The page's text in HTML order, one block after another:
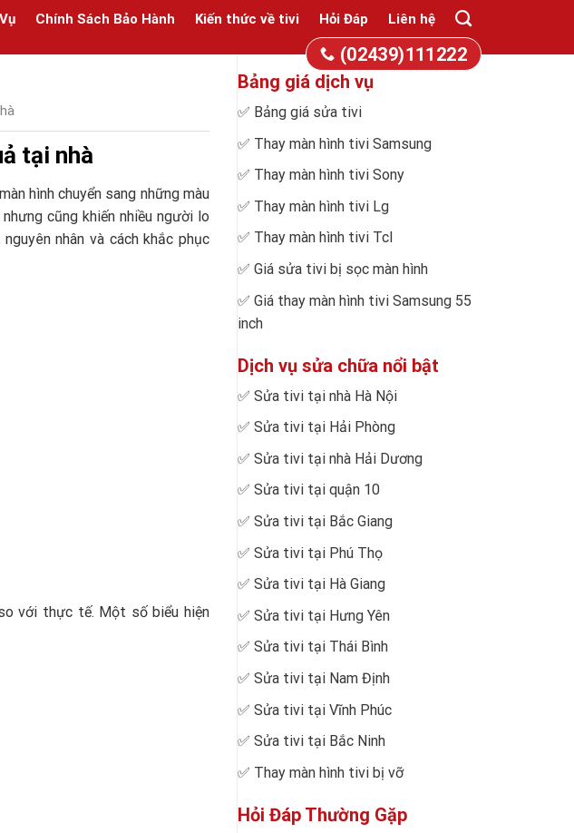
Chính Sách Bảo Hành Kiến thức về tivi Hỏi Đáp Liên hệ
(02439)111222
tại nhà
hình chuyển sang những màu
cũng khiến nhiều người lo
nhân và cách khắc phục
với thực tế. Một số biểu hiện
Bảng giá dịch vụ
✅ Bảng giá sửa tivi
✅ Thay màn hình tivi Samsung
✅ Thay màn hình tivi Sony
✅ Thay màn hình tivi Lg
✅ Thay màn hình tivi Tcl
✅ Giá sửa tivi bị sọc màn hình
✅ Giá thay màn hình tivi Samsung 55
inch
Dịch vụ sửa chữa nổi bật
✅ Sửa tivi tại nhà Hà Nội
✅ Sửa tivi tại Hải Phòng
✅ Sửa tivi tại nhà Hải Dương
✅ Sửa tivi tại quận 10
✅ Sửa tivi tại Bắc Giang
✅ Sửa tivi tại Phú Thọ
✅ Sửa tivi tại Hà Giang
✅ Sửa tivi tại Hưng Yên
✅ Sửa tivi tại Thái Bình
✅ Sửa tivi tại Nam Định
✅ Sửa tivi tại Vĩnh Phúc
✅ Sửa tivi tại Bắc Ninh
✅ Thay màn hình tivi bị vỡ
Hỏi Đáp Thường Gặp